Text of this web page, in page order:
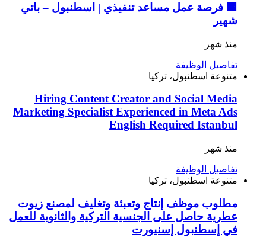
🏢 فرصة عمل مساعد تنفيذي | اسطنبول – باتي
شهير
منذ شهر
تفاصيل الوظيفة
متنوعة اسطنبول، تركيا
Hiring Content Creator and Social Media
Marketing Specialist Experienced in Meta Ads
English Required Istanbul
منذ شهر
تفاصيل الوظيفة
متنوعة اسطنبول، تركيا
مطلوب موظف إنتاج وتعبئة وتغليف لمصنع زيوت
عطرية حاصل على الجنسية التركية والثانوية للعمل
في إسطنبول إسنيورت